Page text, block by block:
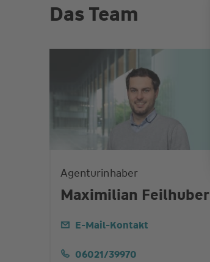
Das Team
Agenturinhaber
Maximilian Feilhuber
E-Mail-Kontakt
06021/39970